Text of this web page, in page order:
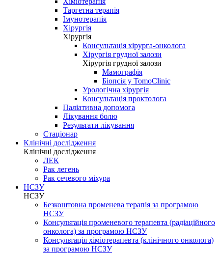
Таргетна терапія
Імунотерапія
Хірургія
Хірургія
Консультація хірурга-онколога
Хірургія грудної залози
Хірургія грудної залози
Мамографія
Біопсія у TomoClinic
Урологічна хірургія
Консультація проктолога
Паліативна допомога
Лікування болю
Результати лікування
Стаціонар
Клінічні дослідження
Клінічні дослідження
ЛЕК
Рак легень
Рак сечевого міхура
НСЗУ
НСЗУ
Безкоштовна променева терапія за програмою
НСЗУ
Консультація променевого терапевта (радіаційного
онколога) за програмою НСЗУ
Консультація хіміотерапевта (клінічного онколога)
за програмою НСЗУ